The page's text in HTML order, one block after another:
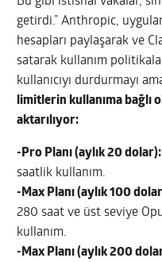
getirdi.” Anthropic,
hesapları paylaşarak ve
satarak kullanım
kullanıcıyı durdurmayı
limitlerin kullanıma bağlı
aktarılıyor:
-Pro Planı (aylık 20 dolar):
saatlik kullanım.
-Max Planı (aylık 100
280 saat ve üst seviye
kullanım.
-Max Planı (aylık 200